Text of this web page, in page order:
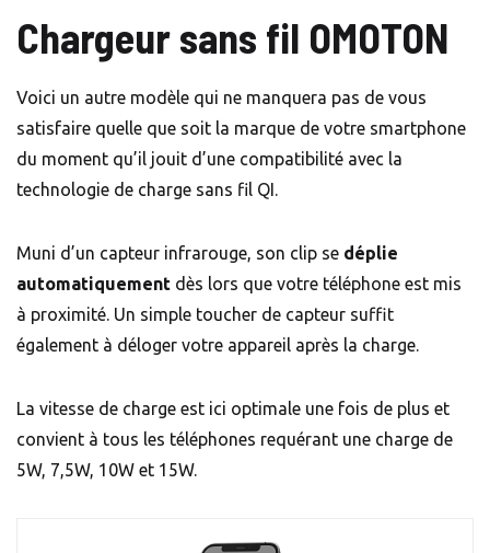
Chargeur sans fil OMOTON
Voici un autre modèle qui ne manquera pas de vous
satisfaire quelle que soit la marque de votre smartphone
du moment qu’il jouit d’une compatibilité avec la
technologie de charge sans fil QI.
Muni d’un capteur infrarouge, son clip se déplie
automatiquement dès lors que votre téléphone est mis
à proximité. Un simple toucher de capteur suffit
également à déloger votre appareil après la charge.
La vitesse de charge est ici optimale une fois de plus et
convient à tous les téléphones requérant une charge de
5W, 7,5W, 10W et 15W.